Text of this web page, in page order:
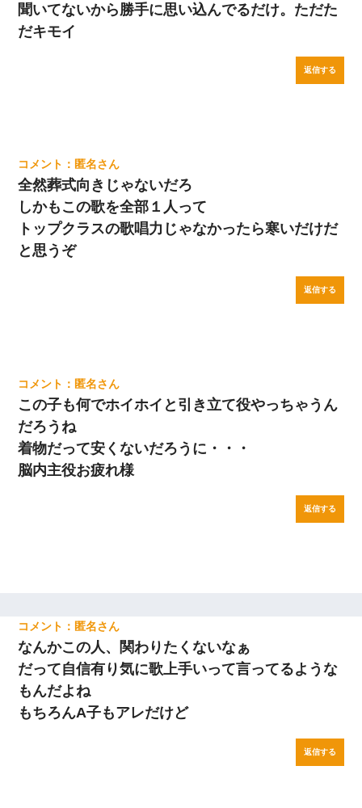
聞いてないから勝手に思い込んでるだけ。ただた
だキモイ
返信する
匿名
全然葬式向きじゃないだろ
しかもこの歌を全部１人って
トップクラスの歌唱力じゃなかったら寒いだけだ
と思うぞ
返信する
匿名
この子も何でホイホイと引き立て役やっちゃうん
だろうね
着物だって安くないだろうに・・・
脳内主役お疲れ様
返信する
匿名
なんかこの人、関わりたくないなぁ
だって自信有り気に歌上手いって言ってるような
もんだよね
もちろんA子もアレだけど
返信する